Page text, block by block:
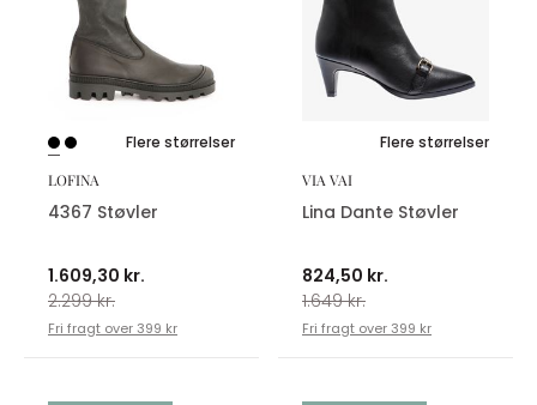
Flere størrelser
LOFINA
4367 Støvler
1.609,30 kr.
2.299 kr.
Fri fragt over 399 kr
Flere størrelser
VIA VAI
Lina Dante Støvler
824,50 kr.
1.649 kr.
Fri fragt over 399 kr